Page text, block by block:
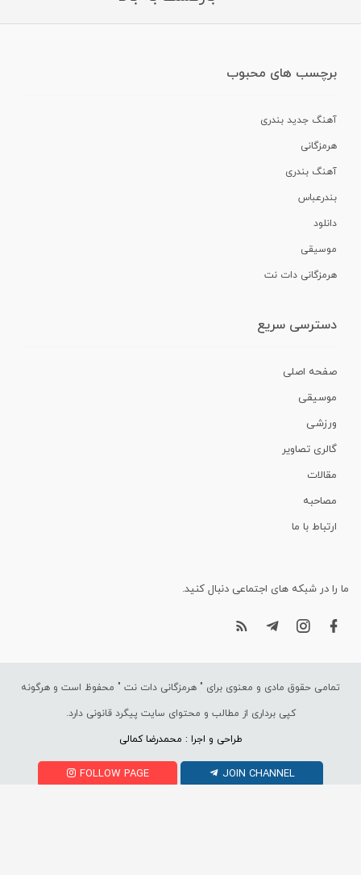
برچسب های محبوب
آهنگ جدید بندری
هرمزگانی
آهنگ بندری
بندرعباس
دانلود
موسیقی
هرمزگانی دات نت
دسترسی سریع
صفحه اصلی
موسیقی
ورزشی
گالری تصاویر
مقالات
مصاحبه
ارتباط با ما
ما را در شبکه های اجتماعی دنبال کنید.
تمامی حقوق مادی و معنوی برای " هرمزگانی دات نت " محفوظ است و هرگونه
کپی برداری از مطالب و محتوای سایت پیگرد قانونی دارد.
طراحی و اجرا : محمدرضا کمالی
FOLLOW PAGE JOIN CHANNEL